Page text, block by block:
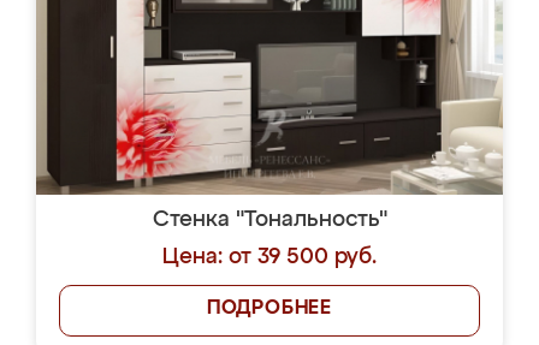
Стенка "Тональность"
Цена: от 39 500 руб.
ПОДРОБНЕЕ